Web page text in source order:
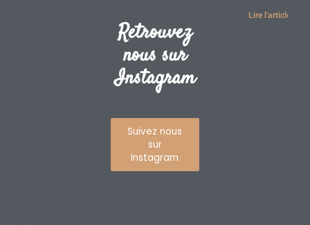
Retrouvez
nous sur
Instagram
Suivez nous
sur
Instagram
Lire l'article »